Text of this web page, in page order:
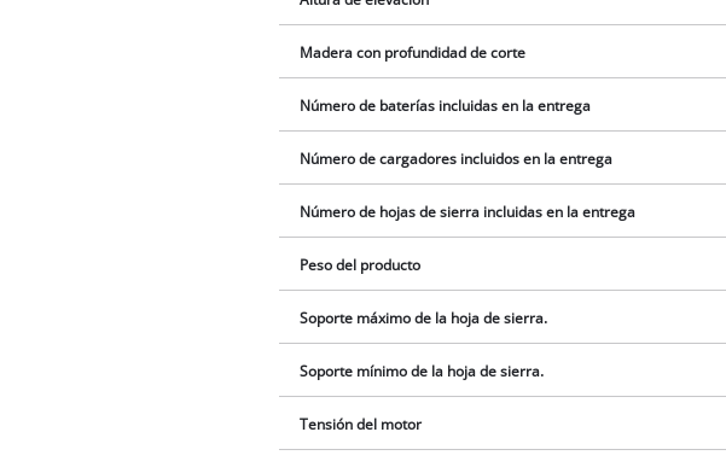
Madera con profundidad de corte
Número de baterías incluidas en la entrega
Número de cargadores incluidos en la entrega
Número de hojas de sierra incluidas en la entrega
Peso del producto
Soporte máximo de la hoja de sierra.
Soporte mínimo de la hoja de sierra.
Tensión del motor